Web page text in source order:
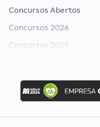
Concursos Abertos
Concursos 2026
Concursos 2025
Concurso Ibama
Concurso MPU
Editais publicados